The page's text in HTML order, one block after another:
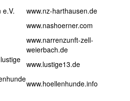
e.V.
www.nz-harthausen.de
www.nashoerner.com
www.narrenzunft-zell-
weierbach.de
www.lustige13.de
www.hoellenhunde.info